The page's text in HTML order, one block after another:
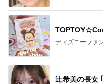
ディズニーファ
辻希美の長女